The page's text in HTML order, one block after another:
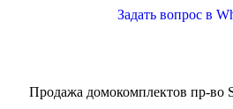
Задать вопрос в
Продажа домокомплектов пр-во